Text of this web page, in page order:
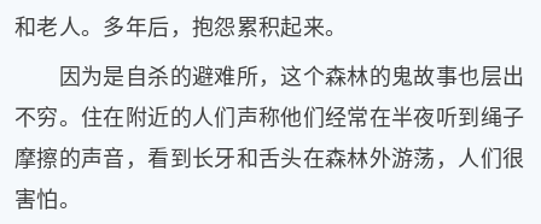
和老人。多年后，抱怨累积起来。
因为是自杀的避难所，这个森林的鬼故事也层出
不穷。住在附近的人们声称他们经常在半夜听到绳子
摩擦的声音，看到长牙和舌头在森林外游荡，人们很
害怕。